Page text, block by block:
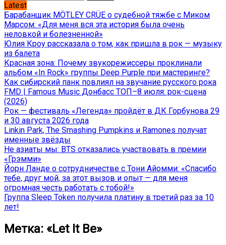
Latest
Барабанщик MÖTLEY CRÜE о судебной тяжбе с Миком
Марсом: «Для меня вся эта история была очень
неловкой и болезненной»
Юлия Кроу рассказала о том, как пришла в рок — музыку
из балета
Красная зона: Почему звукорежиссеры проклинали
альбом «In Rock» группы Deep Purple при мастеринге?
Как сибирский панк повлиял на звучание русского рока
FMD | Famous Music Донбасс ТОП–8 июля: рок-сцена
(2026)
Рок — фестиваль «Легенда» пройдёт в ДК Горбунова 29
и 30 августа 2026 года
Linkin Park, The Smashing Pumpkins и Ramones получат
именные звёзды
Не азиаты мы: BTS отказались участвовать в премии
«Грэмми»
Йорн Ланде о сотрудничестве с Тони Айомми: «Спасибо
тебе, друг мой, за этот вызов и опыт — для меня
огромная честь работать с тобой!»
Группа Sleep Token получила платину в третий раз за 10
лет!
Метка: «Let It Be»